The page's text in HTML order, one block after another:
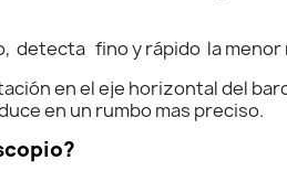
detecta fino y rápido la
en el eje horizontal del
en un rumbo mas preciso.